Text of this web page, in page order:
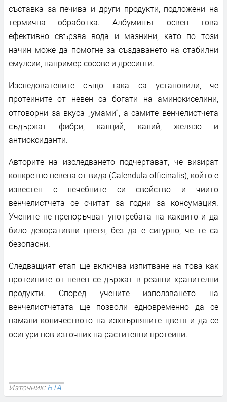
съставка за печива и други продукти, подложени на
термична обработка. Албуминът освен това
ефективно свързва вода и мазнини, като по този
начин може да помогне за създаването на стабилни
емулсии, например сосове и дресинги.
Изследователите също така са установили, че
протеините от невен са богати на аминокиселини,
отговорни за вкуса „умами“, а самите венчелистчета
съдържат фибри, калций, калий, желязо и
антиоксиданти.
Авторите на изследването подчертават, че визират
конкретно невена от вида (Calendula officinalis), който е
известен с лечебните си свойство и чиито
венчелистчета се считат за годни за консумация.
Учените не препоръчват употребата на каквито и да
било декоративни цветя, без да е сигурно, че те са
безопасни.
Следващият етап ще включва изпитване на това как
протеините от невен се държат в реални хранителни
продукти. Според учените използването на
венчелистчетата ще позволи едновременно да се
намали количеството на изхвърляните цветя и да се
осигури нов източник на растителни протеини.
Източник:БТА